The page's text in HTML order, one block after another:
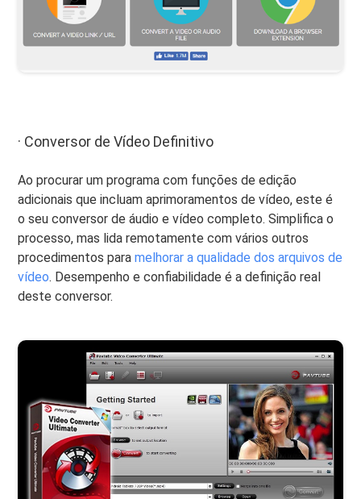
· Conversor de Vídeo Definitivo
Ao procurar um programa com funções de edição
adicionais que incluam aprimoramentos de vídeo, este é
o seu conversor de áudio e vídeo completo. Simplifica o
processo, mas lida remotamente com vários outros
procedimentos paramelhorar a qualidade dos arquivos de
vídeo. Desempenho e confiabilidade é a definição real
deste conversor.